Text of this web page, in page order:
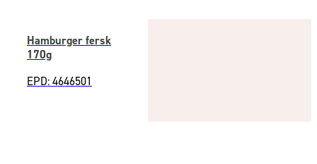
Hamburger fersk
170g
EPD: 4646501